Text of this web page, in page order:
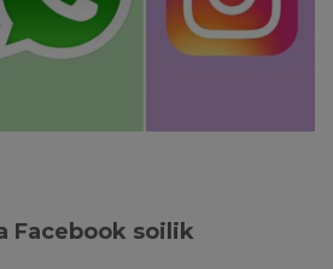
Facebook soilik